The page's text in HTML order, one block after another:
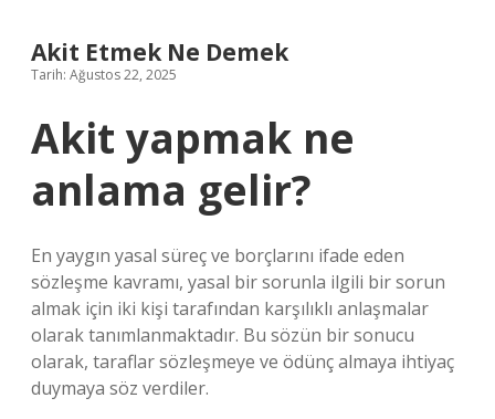
Akit Etmek Ne Demek
Tarih: Ağustos 22, 2025
Akit yapmak ne
anlama gelir?
En yaygın yasal süreç ve borçlarını ifade eden
sözleşme kavramı, yasal bir sorunla ilgili bir sorun
almak için iki kişi tarafından karşılıklı anlaşmalar
olarak tanımlanmaktadır. Bu sözün bir sonucu
olarak, taraflar sözleşmeye ve ödünç almaya ihtiyaç
duymaya söz verdiler.